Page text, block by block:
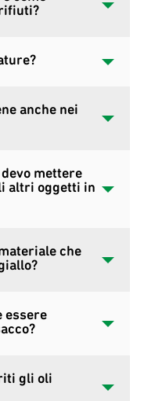
anche nei
mettere
altri oggetti in
che
essere
gli oli